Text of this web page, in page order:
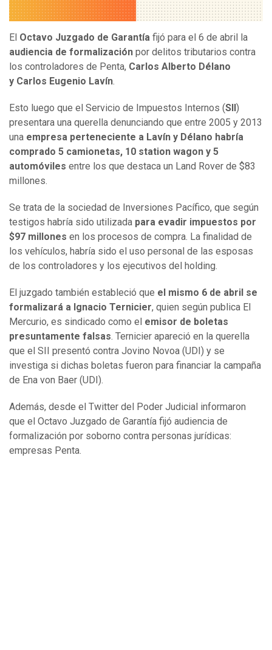
El Octavo Juzgado de Garantía fijó para el 6 de abril la
audiencia de formalización por delitos tributarios contra
los controladores de Penta, Carlos Alberto Délano
y Carlos Eugenio Lavín.
Esto luego que el Servicio de Impuestos Internos (SII )
presentara una querella denunciando que entre 2005 y 2013
una empresa perteneciente a Lavín y Délano habría
comprado 5 camionetas, 10 station wagon y 5
automóviles entre los que destaca un Land Rover de $83
millones.
Se trata de la sociedad de Inversiones Pacífico, que según
testigos habría sido utilizada para evadir impuestos por
$97 millones en los procesos de compra. La finalidad de
los vehículos, habría sido el uso personal de las esposas
de los controladores y los ejecutivos del holding.
El juzgado también estableció que el mismo 6 de abril se
formalizará a Ignacio Ternicier, quien según publica El
Mercurio, es sindicado como el emisor de boletas
presuntamente falsas. Ternicier apareció en la querella
que el SII presentó contra Jovino Novoa (UDI) y se
investiga si dichas boletas fueron para financiar la campaña
de Ena von Baer (UDI).
Además, desde el Twitter del Poder Judicial informaron
que el Octavo Juzgado de Garantía fijó audiencia de
formalización por soborno contra personas jurídicas:
empresas Penta.